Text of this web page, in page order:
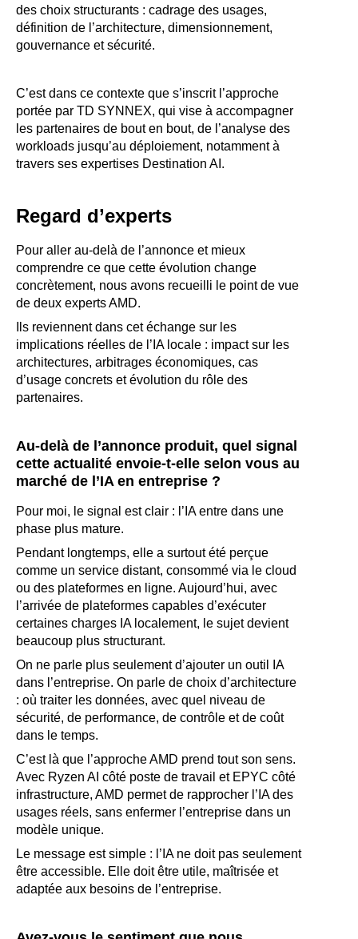
des choix structurants : cadrage des usages,
définition de l’architecture, dimensionnement,
gouvernance et sécurité.
C’est dans ce contexte que s’inscrit l’approche
portée par TD SYNNEX, qui vise à accompagner
les partenaires de bout en bout, de l’analyse des
workloads jusqu’au déploiement, notamment à
travers ses expertises Destination AI.
Regard d’experts
Pour aller au-delà de l’annonce et mieux
comprendre ce que cette évolution change
concrètement, nous avons recueilli le point de vue
de deux experts AMD.
Ils reviennent dans cet échange sur les
implications réelles de l’IA locale : impact sur les
architectures, arbitrages économiques, cas
d’usage concrets et évolution du rôle des
partenaires.
Au-delà de l’annonce produit, quel signal
cette actualité envoie-t-elle selon vous au
marché de l’IA en entreprise ?
Pour moi, le signal est clair : l’IA entre dans une
phase plus mature.
Pendant longtemps, elle a surtout été perçue
comme un service distant, consommé via le cloud
ou des plateformes en ligne. Aujourd’hui, avec
l’arrivée de plateformes capables d’exécuter
certaines charges IA localement, le sujet devient
beaucoup plus structurant.
On ne parle plus seulement d’ajouter un outil IA
dans l’entreprise. On parle de choix d’architecture
: où traiter les données, avec quel niveau de
sécurité, de performance, de contrôle et de coût
dans le temps.
C’est là que l’approche AMD prend tout son sens.
Avec Ryzen AI côté poste de travail et EPYC côté
infrastructure, AMD permet de rapprocher l’IA des
usages réels, sans enfermer l’entreprise dans un
modèle unique.
Le message est simple : l’IA ne doit pas seulement
être accessible. Elle doit être utile, maîtrisée et
adaptée aux besoins de l’entreprise.